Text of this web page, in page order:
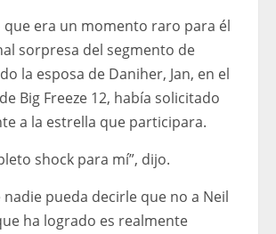
que era un momento raro para él
sorpresa del segmento de
la esposa de Daniher, Jan, en el
Big Freeze 12, había solicitado
a la estrella que participara.
shock para mí”, dijo.
nadie pueda decirle que no a Neil
ha logrado es realmente